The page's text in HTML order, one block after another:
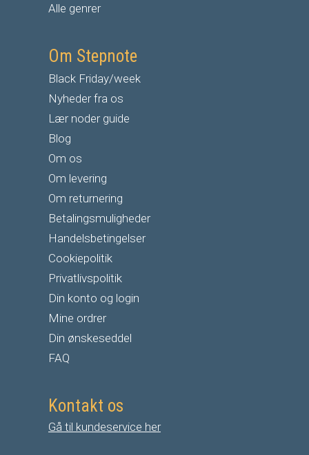
Alle genrer
Om Stepnote
Black Friday/week
Nyheder fra os
Lær noder guide
Blog
Om os
Om levering
Om returnering
Betalingsmuligheder
Handelsbetingelser
Cookiepolitik
Privatlivspolitik
Din konto og login
Mine ordrer
Din ønskeseddel
FAQ
Kontakt os
Gå til kundeservice her